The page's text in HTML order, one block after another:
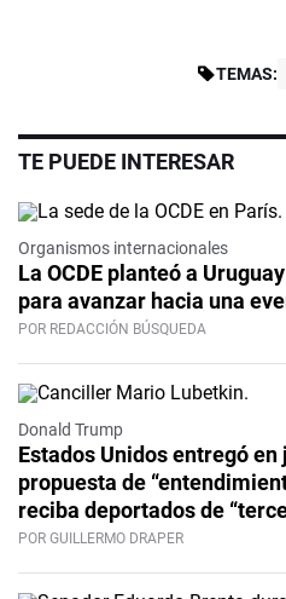
TEMAS:
TE PUEDE INTERESAR
Organismos internacionales
La OCDE planteó a
para avanzar hacia una
POR REDACCIÓN BÚSQUEDA
Donald Trump
Estados Unidos entregó
propuesta de
reciba deportados de
POR GUILLERMO DRAPER